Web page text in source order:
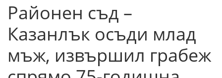
Районен съд –
Казанлък осъди млад
мъж, извършил грабеж